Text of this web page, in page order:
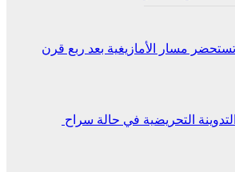
مسار الأمازيغية بعد ربع قرن
التحريضية في حالة سراح